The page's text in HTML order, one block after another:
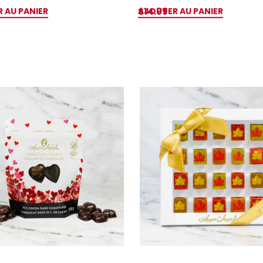
AU PANIER
$14.99
AJOUTER AU PANIER